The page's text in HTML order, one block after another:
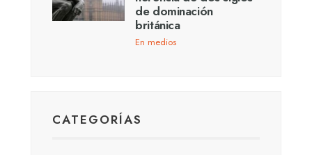
de dominación
británica
En medios
CATEGORÍAS